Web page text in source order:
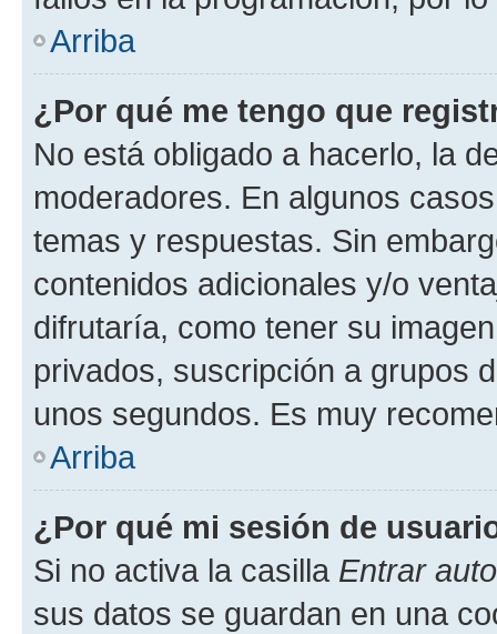
Arriba
¿Por qué me tengo que
No está obligado a hacerlo, la
moderadores. En algunos
temas y respuestas. Sin
contenidos adicionales y/o
difrutaría, como tener su
privados, suscripción a grupos
unos segundos. Es muy
Arriba
¿Por qué mi sesión de
Si no activa la casilla Entrar
sus datos se guardan en una